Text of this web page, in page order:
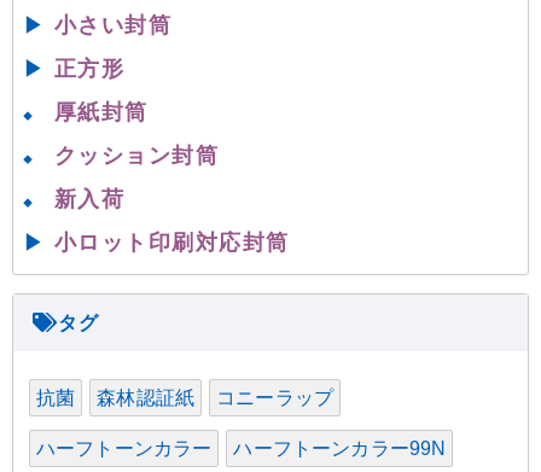
▶ 小さい封筒
▶ 正方形
◆ 厚紙封筒
◆ クッション封筒
◆
新入荷
▶ 小ロット印刷対応封筒
抗菌 森林認証紙 コニーラップ
ハーフトーンカラー ハーフトーンカラー99N